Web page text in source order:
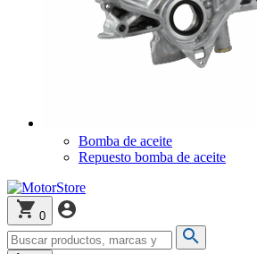
Bomba de aceite
Repuesto bomba de aceite
0